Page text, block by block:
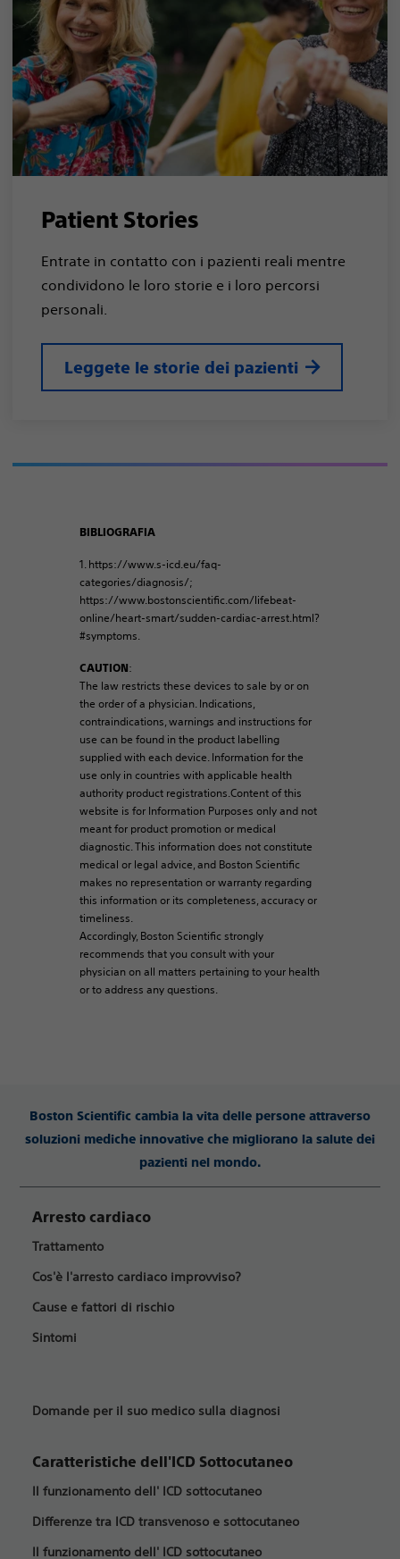
Patient Stories
Entrate in contatto con i pazienti reali mentre
condividono le loro storie e i loro percorsi
personali.
Leggete le storie dei pazienti
BIBLIOGRAFIA
1. https://www.s-icd.eu/faq-
categories/diagnosis/;
https://www.bostonscientific.com/lifebeat-
online/heart-smart/sudden-cardiac-arrest.html?
#symptoms.
CAUTION :
The law restricts these devices to sale by or on
the order of a physician. Indications,
contraindications, warnings and instructions for
use can be found in the product labelling
supplied with each device. Information for the
use only in countries with applicable health
authority product registrations.Content of this
website is for Information Purposes only and not
meant for product promotion or medical
diagnostic. This information does not constitute
medical or legal advice, and Boston Scientific
makes no representation or warranty regarding
this information or its completeness, accuracy or
timeliness.
Accordingly, Boston Scientific strongly
recommends that you consult with your
physician on all matters pertaining to your health
or to address any questions.
Boston Scientific cambia la vita delle persone attraverso
soluzioni mediche innovative che migliorano la salute dei
pazienti nel mondo.
Arresto cardiaco
Trattamento
Cos'è l'arresto cardiaco improvviso?
Cause e fattori di rischio
Sintomi
Domande per il suo medico sulla diagnosi
Caratteristiche dell'ICD Sottocutaneo
Il funzionamento dell' ICD sottocutaneo
Differenze tra ICD transvenoso e sottocutaneo
Il funzionamento dell' ICD sottocutaneo